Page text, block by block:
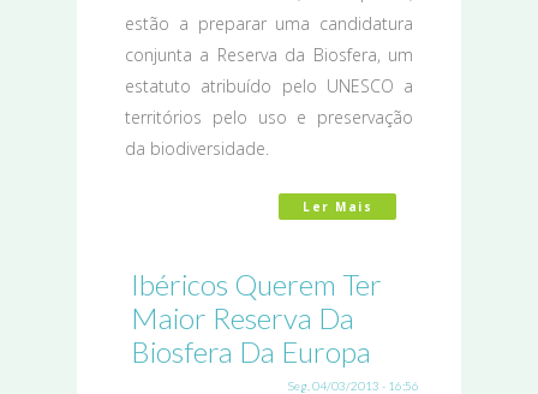
estão a preparar uma candidatura
conjunta a Reserva da Biosfera, um
estatuto atribuído pelo UNESCO a
territórios pelo uso e preservação
da biodiversidade.
Ler Mais
Ibéricos Querem Ter
Maior Reserva Da
Biosfera Da Europa
Seg, 04/03/2013 - 16:56